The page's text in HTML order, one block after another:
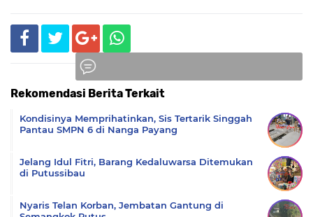
Rekomendasi Berita Terkait
Kondisinya Memprihatinkan, Sis Tertarik Singgah
Pantau SMPN 6 di Nanga Payang
Jelang Idul Fitri, Barang Kedaluwarsa Ditemukan
di Putussibau
Nyaris Telan Korban, Jembatan Gantung di